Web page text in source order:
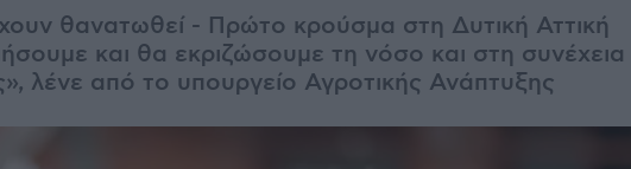
θανατωθεί - Πρώτο κρούσμα στη Δυτική Αττική
και θα εκριζώσουμε τη νόσο και στη συνέχεια
λένε από το υπουργείο Αγροτικής Ανάπτυξης